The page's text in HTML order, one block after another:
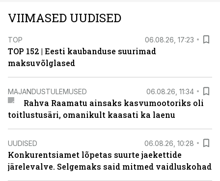
VIIMASED UUDISED
TOP 06.08.26, 17:23
TOP 152 | Eesti kaubanduse suurimad
maksuvõlglased
MAJANDUSTULEMUSED 06.08.26, 11:34
Rahva Raamatu ainsaks kasvumootoriks oli
toitlustusäri, omanikult kaasati ka laenu
UUDISED 06.08.26, 10:28
Konkurentsiamet lõpetas suurte jaekettide
järelevalve. Selgemaks said mitmed vaidluskohad